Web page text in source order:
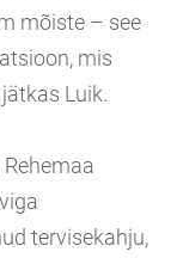
mõiste – see
mis
Luik.
tervisekahju,